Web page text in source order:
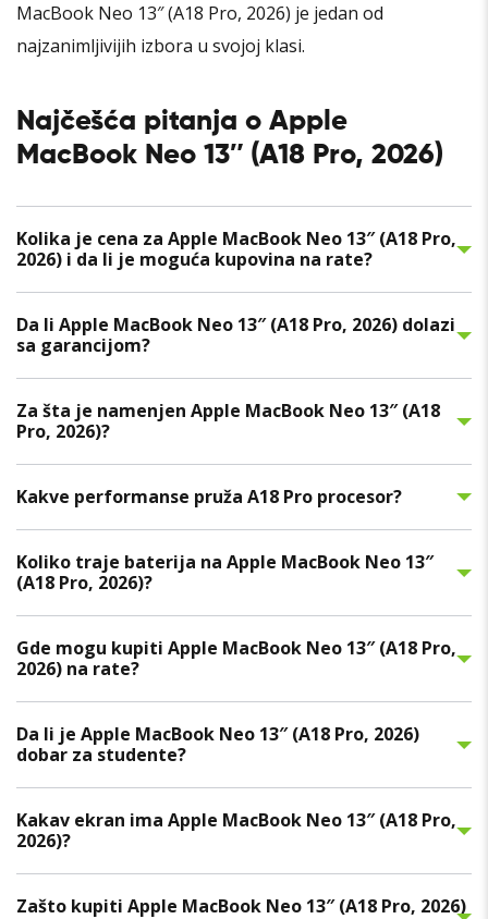
MacBook Neo 13″ (A18 Pro, 2026) je jedan od
najzanimljivijih izbora u svojoj klasi.
Najčešća pitanja o Apple
MacBook Neo 13″ (A18 Pro, 2026)
Kolika je cena za Apple MacBook Neo 13″ (A18 Pro,
2026) i da li je moguća kupovina na rate?
Da li Apple MacBook Neo 13″ (A18 Pro, 2026) dolazi
sa garancijom?
Za šta je namenjen Apple MacBook Neo 13″ (A18
Pro, 2026)?
Kakve performanse pruža A18 Pro procesor?
Koliko traje baterija na Apple MacBook Neo 13″
(A18 Pro, 2026)?
Gde mogu kupiti Apple MacBook Neo 13″ (A18 Pro,
2026) na rate?
Da li je Apple MacBook Neo 13″ (A18 Pro, 2026)
dobar za studente?
Kakav ekran ima Apple MacBook Neo 13″ (A18 Pro,
2026)?
Zašto kupiti Apple MacBook Neo 13″ (A18 Pro, 2026)